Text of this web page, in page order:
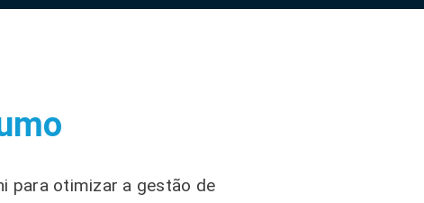
para otimizar a gestão de